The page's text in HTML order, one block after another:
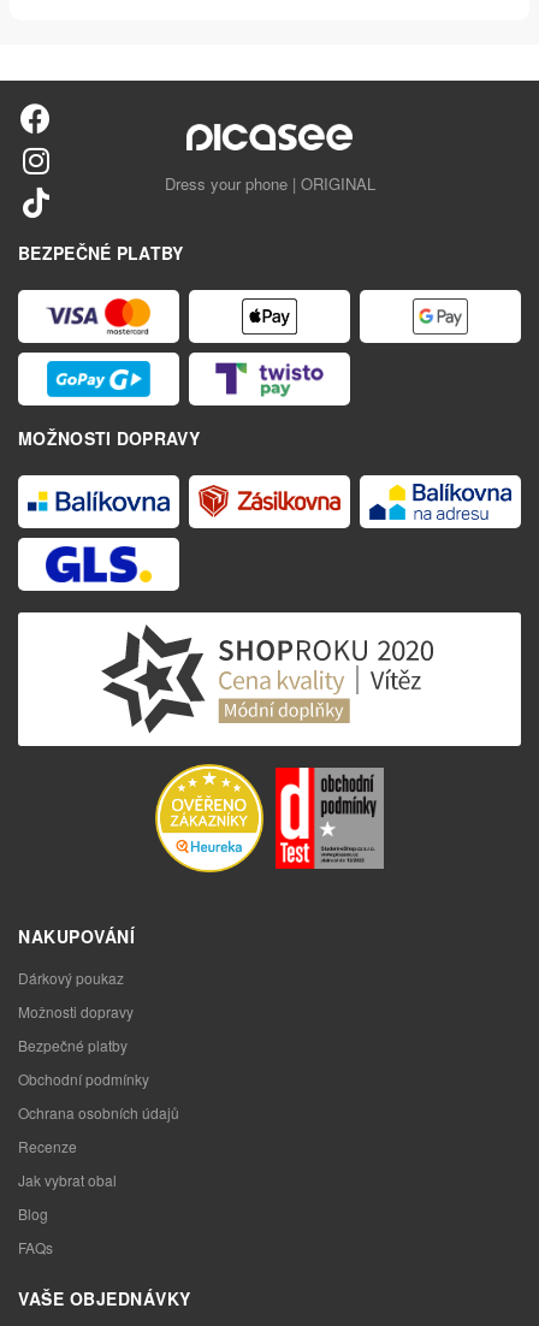
Dress your phone | ORIGINAL
BEZPEČNÉ PLATBY
MOŽNOSTI DOPRAVY
NAKUPOVÁNÍ
Dárkový poukaz
Možnosti dopravy
Bezpečné platby
Obchodní podmínky
Ochrana osobních údajů
Recenze
Jak vybrat obal
Blog
FAQs
VAŠE OBJEDNÁVKY